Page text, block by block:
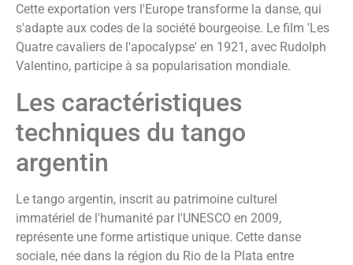
Cette exportation vers l'Europe transforme la danse, qui
s'adapte aux codes de la société bourgeoise. Le film 'Les
Quatre cavaliers de l'apocalypse' en 1921, avec Rudolph
Valentino, participe à sa popularisation mondiale.
Les caractéristiques
techniques du tango
argentin
Le tango argentin, inscrit au patrimoine culturel
immatériel de l'humanité par l'UNESCO en 2009,
représente une forme artistique unique. Cette danse
sociale, née dans la région du Rio de la Plata entre